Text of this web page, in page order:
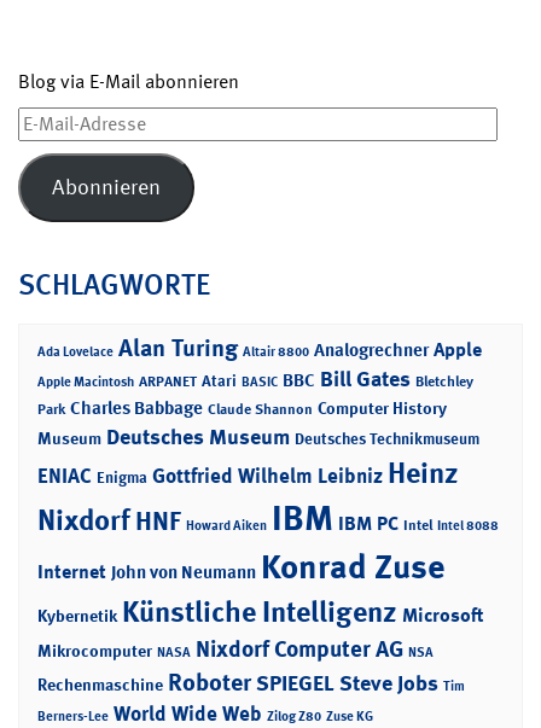
Blog via E-Mail abonnieren
E-
Mail-
Adresse
Abonnieren
SCHLAGWORTE
Ada Lovelace Alan Turing Altair 8800 Analogrechner Apple
Apple Macintosh ARPANET Atari BASIC BBC Bill Gates Bletchley
Park Charles Babbage Claude Shannon Computer History
Museum Deutsches Museum Deutsches Technikmuseum
ENIAC Enigma Gottfried Wilhelm Leibniz Heinz
NixdorfHNF Howard Aiken IBM IBM PC Intel Intel 8088
Internet John von Neumann Konrad Zuse
Kybernetik Künstliche Intelligenz Microsoft
Mikrocomputer NASA Nixdorf Computer AG NSA
Rechenmaschine RoboterSPIEGELSteve Jobs Tim
Berners-Lee World Wide Web Zilog Z80 Zuse KG